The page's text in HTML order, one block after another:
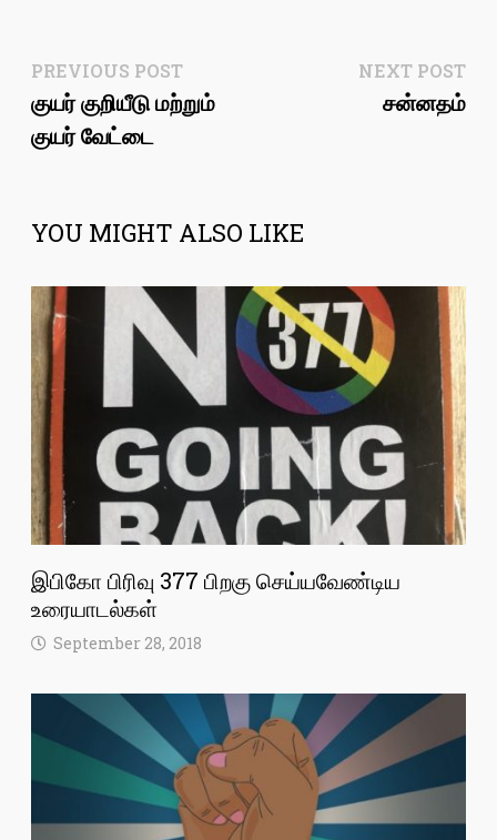
Post
navigation
PREVIOUS POSTPrevious
post:
குயர் குறியீடு மற்றும்
குயர் வேட்டை
NEXT POST
சன்னதம்
YOU MIGHT ALSO LIKE
இபிகோ பிரிவு 377 பிறகு செய்யவேண்டிய
உரையாடல்கள்
September 28, 2018